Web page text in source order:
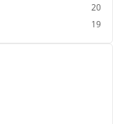
20
19